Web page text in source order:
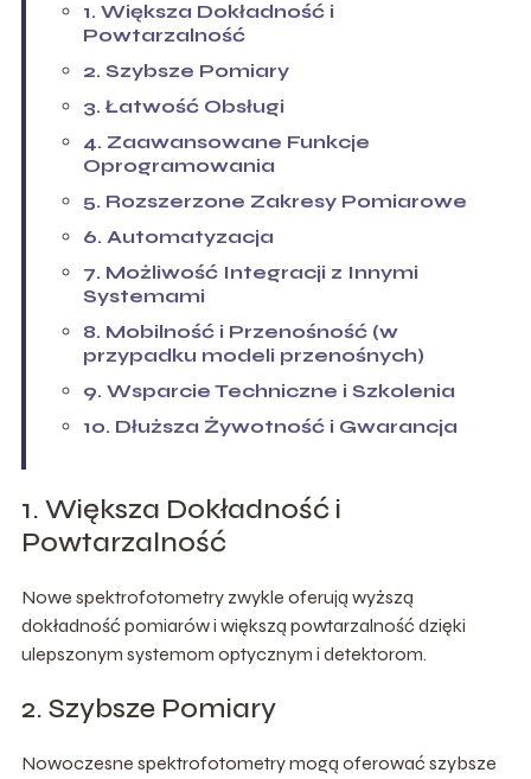
1. Większa Dokładność i
Powtarzalność
2. Szybsze Pomiary
3. Łatwość Obsługi
4. Zaawansowane Funkcje
Oprogramowania
5. Rozszerzone Zakresy Pomiarowe
6. Automatyzacja
7. Możliwość Integracji z Innymi
Systemami
8. Mobilność i Przenośność (w
przypadku modeli przenośnych)
9. Wsparcie Techniczne i Szkolenia
10. Dłuższa Żywotność i Gwarancja
1. Większa Dokładność i
Powtarzalność
Nowe spektrofotometry zwykle oferują wyższą
dokładność pomiarów i większą powtarzalność dzięki
ulepszonym systemom optycznym i detektorom.
2. Szybsze Pomiary
Nowoczesne spektrofotometry mogą oferować szybsze